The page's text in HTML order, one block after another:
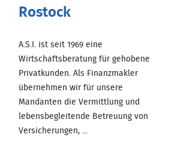
Rostock
A.S.I. ist seit 1969 eine
Wirtschaftsberatung für gehobene
Privatkunden. Als Finanzmakler
übernehmen wir für unsere
Mandanten die Vermittlung und
lebensbegleitende Betreuung von
Versicherungen, ...